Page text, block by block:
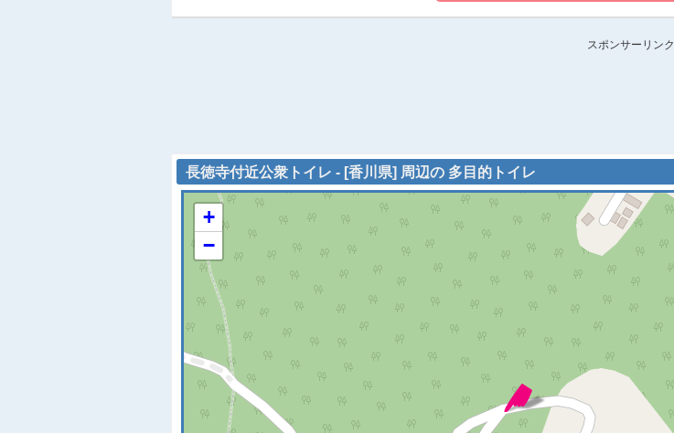
スポンサーリンク
長徳寺付近公衆トイレ - [香川県] 周辺の 多目的トイレ
※ マップを検索、表示中です ※
+
−